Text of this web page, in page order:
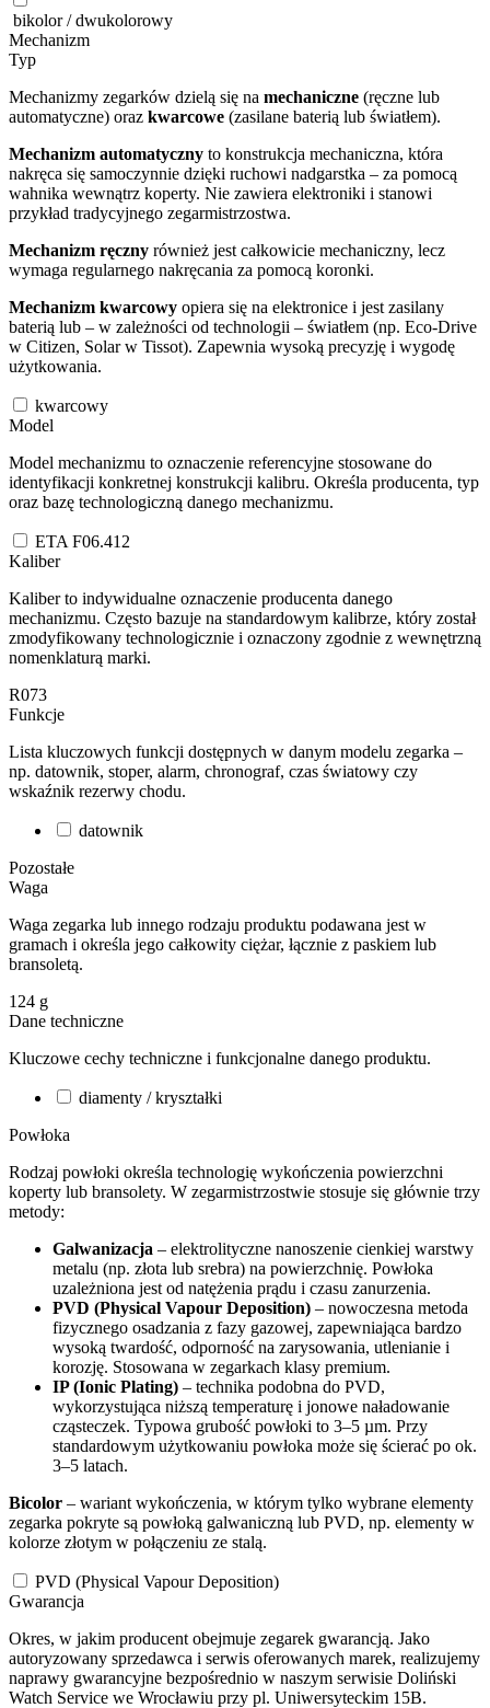
bikolor / dwukolorowy
Mechanizm
Typ
Mechanizmy zegarków dzielą się na mechaniczne (ręczne lub
automatyczne) oraz kwarcowe (zasilane baterią lub światłem).
Mechanizm automatyczny to konstrukcja mechaniczna, która
nakręca się samoczynnie dzięki ruchowi nadgarstka – za pomocą
wahnika wewnątrz koperty. Nie zawiera elektroniki i stanowi
przykład tradycyjnego zegarmistrzostwa.
Mechanizm ręczny również jest całkowicie mechaniczny, lecz
wymaga regularnego nakręcania za pomocą koronki.
Mechanizm kwarcowy opiera się na elektronice i jest zasilany
baterią lub – w zależności od technologii – światłem (np. Eco-Drive
w Citizen, Solar w Tissot). Zapewnia wysoką precyzję i wygodę
użytkowania.
kwarcowy
Model
Model mechanizmu to oznaczenie referencyjne stosowane do
identyfikacji konkretnej konstrukcji kalibru. Określa producenta, typ
oraz bazę technologiczną danego mechanizmu.
ETA F06.412
Kaliber
Kaliber to indywidualne oznaczenie producenta danego
mechanizmu. Często bazuje na standardowym kalibrze, który został
zmodyfikowany technologicznie i oznaczony zgodnie z wewnętrzną
nomenklaturą marki.
R073
Funkcje
Lista kluczowych funkcji dostępnych w danym modelu zegarka –
np. datownik, stoper, alarm, chronograf, czas światowy czy
wskaźnik rezerwy chodu.
datownik
Pozostałe
Waga
Waga zegarka lub innego rodzaju produktu podawana jest w
gramach i określa jego całkowity ciężar, łącznie z paskiem lub
bransoletą.
124 g
Dane techniczne
Kluczowe cechy techniczne i funkcjonalne danego produktu.
diamenty / kryształki
Powłoka
Rodzaj powłoki określa technologię wykończenia powierzchni
koperty lub bransolety. W zegarmistrzostwie stosuje się głównie trzy
metody:
Galwanizacja – elektrolityczne nanoszenie cienkiej warstwy
metalu (np. złota lub srebra) na powierzchnię. Powłoka
uzależniona jest od natężenia prądu i czasu zanurzenia.
PVD (Physical Vapour Deposition) – nowoczesna metoda
fizycznego osadzania z fazy gazowej, zapewniająca bardzo
wysoką twardość, odporność na zarysowania, utlenianie i
korozję. Stosowana w zegarkach klasy premium.
IP (Ionic Plating) – technika podobna do PVD,
wykorzystująca niższą temperaturę i jonowe naładowanie
cząsteczek. Typowa grubość powłoki to 3–5 µm. Przy
standardowym użytkowaniu powłoka może się ścierać po ok.
3–5 latach.
Bicolor – wariant wykończenia, w którym tylko wybrane elementy
zegarka pokryte są powłoką galwaniczną lub PVD, np. elementy w
kolorze złotym w połączeniu ze stalą.
PVD (Physical Vapour Deposition)
Gwarancja
Okres, w jakim producent obejmuje zegarek gwarancją. Jako
autoryzowany sprzedawca i serwis oferowanych marek, realizujemy
naprawy gwarancyjne bezpośrednio w naszym serwisie Doliński
Watch Service we Wrocławiu przy pl. Uniwersyteckim 15B.